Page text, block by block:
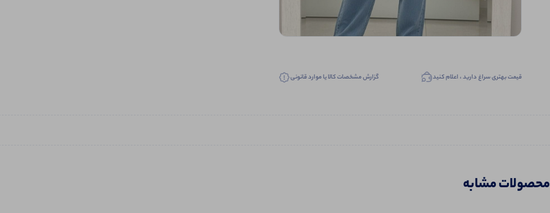
قیمت بهتری سراغ دارید ، اعلام کنید گزارش مشخصات کالا یا موارد قانونی
محصولات مشابه